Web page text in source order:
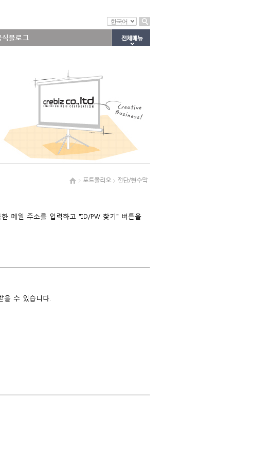
한국어
식블로그
포트폴리오 전단/현수막
메일 주소를 입력하고 "ID/PW 찾기" 버튼을
을 수 있습니다.